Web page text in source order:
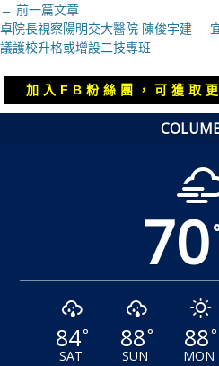
文
章
導
覽
← 前一篇文章
上
一
章：
卓院長視察陽明交大醫院 陳俊宇建
議護校升格或增設二技專班
下
文
章
加入FB粉絲團，可獲取
70
84°
SAT
88°
SUN
88°
MON